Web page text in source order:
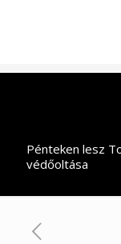
Pénteken lesz
védőoltása